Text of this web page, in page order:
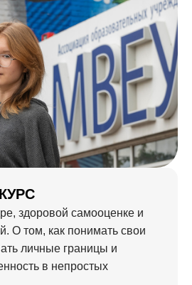
здоровой самооценке и
О том, как понимать свои
личные границы и
в непростых